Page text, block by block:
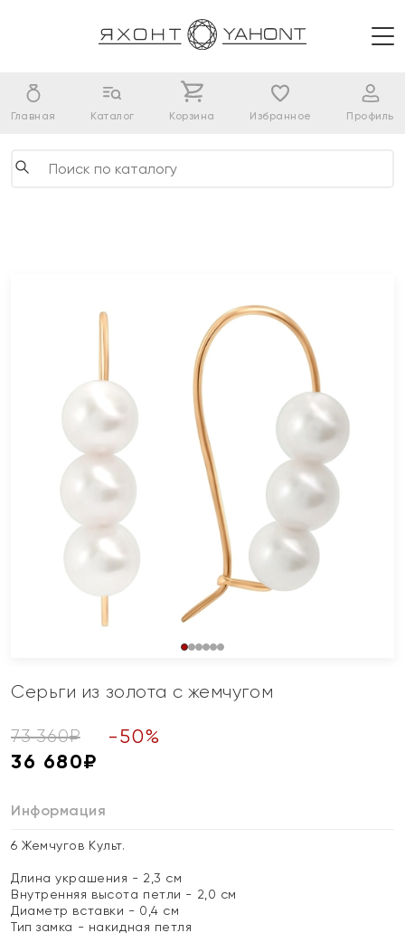
Главная Каталог Корзина Избранное Профиль
Серьги из золота с жемчугом
73 360₽ -50%
36 680₽
Информация
6 Жемчугов Культ.
Длина украшения - 2,3 см
Внутренняя высота петли - 2,0 см
Диаметр вставки - 0,4 см
Тип замка - накидная петля